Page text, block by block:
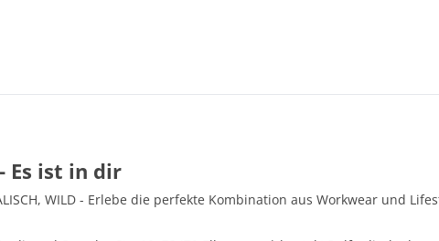
Es ist in dir
WILD - Erlebe die perfekte Kombination aus Workwear und